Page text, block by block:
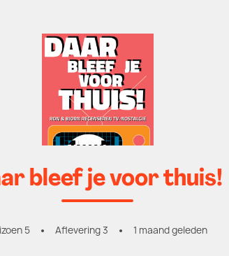
bleef je voor thuis!
5 Aflevering 3 1 maand geleden